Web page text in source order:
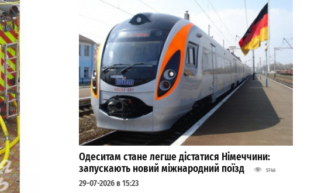
Одеситам стане легше дістатися Німеччини:
запускають новий міжнародний поїзд
5746
29-07-2026 в 15:23